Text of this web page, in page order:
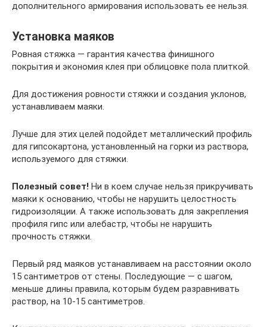
дополнительного армирования использовать ее нельзя.
Установка маяков
Ровная стяжка — гарантия качества финишного
покрытия и экономия клея при облицовке пола плиткой.
Для достижения ровности стяжки и создания уклонов,
устанавливаем маяки.
Лучше для этих целей подойдет металлический профиль
для гипсокартона, установленный на горки из раствора,
используемого для стяжки.
Полезный совет! Ни в коем случае нельзя прикручивать
маяки к основанию, чтобы не нарушить целостность
гидроизоляции. А также использовать для закрепления
профиля гипс или алебастр, чтобы не нарушить
прочность стяжки.
Первый ряд маяков устанавливаем на расстоянии около
15 сантиметров от стены. Последующие — с шагом,
меньше длины правила, которым будем разравнивать
раствор, на 10-15 сантиметров.